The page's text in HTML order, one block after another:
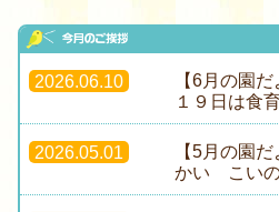
2026.06.10
【6月の園
１９日は食
2026.05.01
【5月の園
かい こい